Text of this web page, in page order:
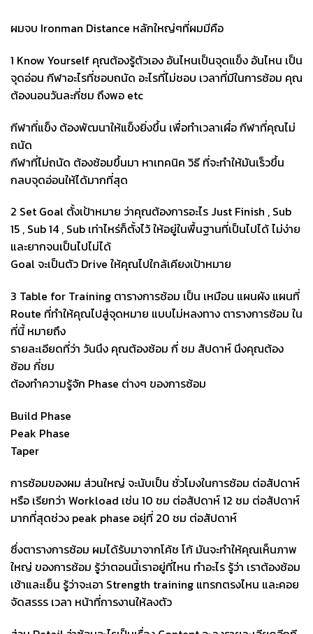
ผมจบ Ironman Distance หลักใหญ่ๆที่ผมมีคือ
1 Know Yourself คุณต้องรู้ตัวเอง อันไหนเป็นจุดแข็ง อันไหน เป็น
จุดอ่อน กีฬาอะไรที่ชอบถนัด อะไรที่ไม่ชอบ เวลาที่มีในการซ้อม คุณ
ต้องนอนวันละกี่ชม ถึงพอ etc
กีฬาที่แข็ง ต้องพัฒนาให้แข็งยิ่งขึ้น เพื่อทำเวลาเผื่อ กีฬาที่คุณไม่
ถนัด
กีฬาที่ไม่ถนัด ต้องซ้อมขึ้นมา หาเทคนิค วิธี ที่จะทำให้มันเร็วขึ้น
กลบจุดอ่อนให้ได้มากที่สุด
2 Set Goal ตั้งเป้าหมาย ว่าคุณต้องการอะไร Just Finish , Sub
15 , Sub 14 , Sub เท่าไหร่ก็ตั้งไว้ ให้อยู่ในพื้นฐานที่เป็นไปได้ ไม่ง่าย
และยากจนเป็นไปไม่ได้
Goal จะเป็นตัว Drive ให้คุณไปใกล้เคียงเป้าหมาย
3 Table for Training ตารางการซ้อม เป็น เหมือน แผนผัง แผนที่
Route ที่ทำให้คุณไปสู่จุดหมาย แบบไม่หลงทาง ตารางการซ้อม ใน
ที่นี้ หมายถึง
รายละเอียดที่ว่า วันนึง คุณต้องซ้อม กี่ ชม สัปดาห์ นึงคุณต้อง
ซ้อม กี่ชม
ต้องทำความรู้จัก Phase ต่างๆ ของการซ้อม
Build Phase
Peak Phase
Taper
การซ้อมของผม ส่วนใหญ่ จะนับเป็น ชั่วโมงในการซ้อม ต่อสัปดาห์
หรือ เรียกว่า Workload เช่น 10 ชม ต่อสัปดาห์ 12 ชม ต่อสัปดาห์
มากที่สุดช่วง peak phase อยุ่ที่ 20 ชม ต่อสัปดาห์
ซึ่งตารางการซ้อม ผมได้รับมาจากโค้ช โก้ มันจะทำให้คุณเห็นภาพ
ใหญ่ ของการซ้อม รู้ว่าตอนนี้เราอยู่ที่ไหน ทำอะไร รู้ว่า เราต้องซ้อม
เช้าและเย็น รู้ว่าจะเอา Strength training แทรกตรงไหน และคอย
จัดสรรร เวลา หน้าที่การงานให้ลงตัว